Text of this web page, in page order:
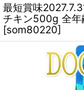
最短賞味
チキン500g 全
[som80220]